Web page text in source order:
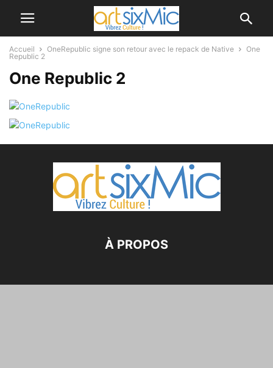
Accueil OneRepublic signe son retour avec le repack de Native
One
Republic 2
One Republic 2
À PROPOS